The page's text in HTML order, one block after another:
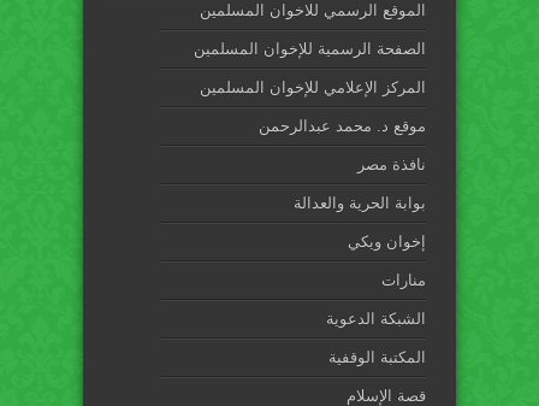
الموقع الرسمي للاخوان المسلمين
الصفحة الرسمية للإخوان المسلمين
المركز الإعلامي للإخوان المسلمين
موقع د. محمد عبدالرحمن
نافذة مصر
بوابة الحرية والعدالة
إخوان ويكي
منارات
الشبكة الدعوية
المكتبة الوقفية
قصة الإسلام